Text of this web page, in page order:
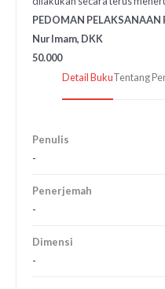
PEDOMAN
Nur Imam, DKK
50.000
Detail BukuTentang
Penulis
-
Penerjemah
-
Dimensi
-